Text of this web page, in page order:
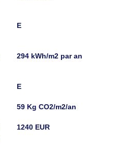
E
294 kWh/m2 par an
E
59 Kg CO2/m2/an
1240 EUR